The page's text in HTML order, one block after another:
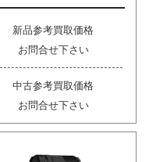
新品参考買取価格
お問合せ下さい
中古参考買取価格
お問合せ下さい